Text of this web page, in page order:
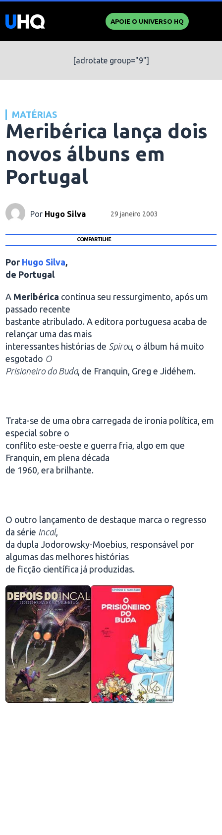
APOIE O UNIVERSO HQ
[adrotate group="9"]
MATÉRIAS
Meribérica lança dois
novos álbuns em
Portugal
Por Hugo Silva 29 janeiro 2003
COMPARTILHE
Por Hugo Silva,
de Portugal
A Meribérica continua seu ressurgimento, após um
passado recente
bastante atribulado. A editora portuguesa acaba de
relançar uma das mais
interessantes histórias de Spirou, o álbum há muito
esgotado O
Prisioneiro do Buda, de Franquin, Greg e Jidéhem.
Trata-se de uma obra carregada de ironia política, em
especial sobre o
conflito este-oeste e guerra fria, algo em que
Franquin, em plena década
de 1960, era brilhante.
O outro lançamento de destaque marca o regresso
da série Incal,
da dupla Jodorowsky-Moebius, responsável por
algumas das melhores histórias
de ficção científica já produzidas.